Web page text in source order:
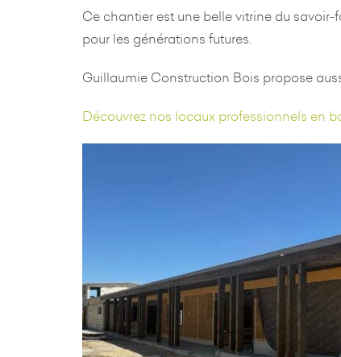
Ce chantier est une belle vitrine du
pour les générations futures.
Guillaumie Construction Bois propose
Découvrez nos locaux professionnels en